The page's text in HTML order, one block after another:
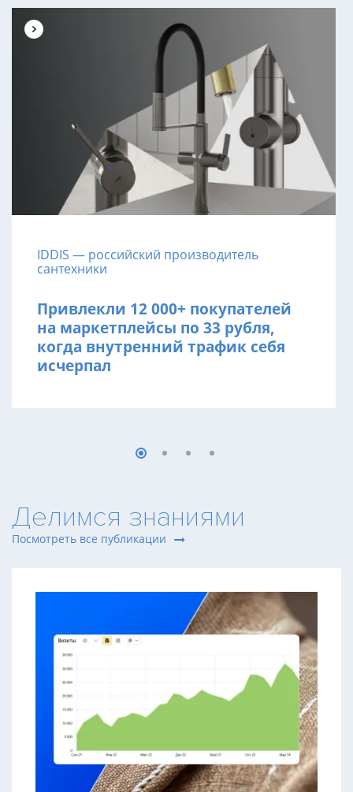
IDDIS — российский производитель
сантехники
Привлекли 12 000+ покупателей
на маркетплейсы по 33 рубля,
когда внутренний трафик себя
исчерпал
Делимся знаниями
Посмотреть все публикации